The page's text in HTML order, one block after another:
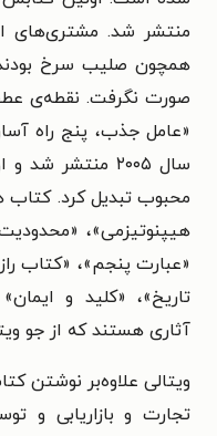
منتشر شد. مشتری‌های
همچون صلیب سرخ
صورت نگرفت. نقطه‌ی
«عامل جذب، پنج راه
سال ۲۰۰۵ منتشر
محبوب تبدیل کرد.
هیپنوتیزمی»،
«عبارت پنجم»، «کتاب
تاریخ»، «کلید و
آثاری هستند که از جو
ویتالی علاوه‌بر نوشتن
تجارت و بازاریابی و